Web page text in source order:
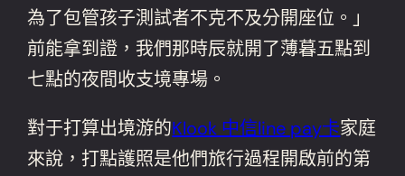
為了包管孩子測試者不克不及分開座位。」
前能拿到證，我們那時辰就開了薄暮五點到
七點的夜間收支境專場。
對于打算出境游的Klook 中信line pay卡家庭
來說，打點護照是他們旅行過程開啟前的第